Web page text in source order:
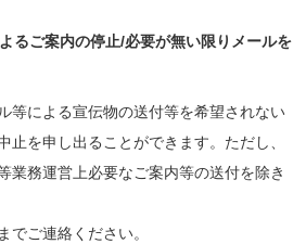
るご案内の停止/必要が無い限りメールを
等による宣伝物の送付等を希望されない
止を申し出ることができます。ただし、
業務運営上必要なご案内等の送付を除き
でご連絡ください。